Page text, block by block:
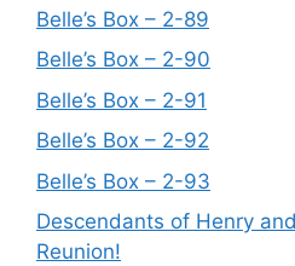
Belle’s Box – 2-89
Belle’s Box – 2-90
Belle’s Box – 2-91
Belle’s Box – 2-92
Belle’s Box – 2-93
Descendants of Henry
Reunion!